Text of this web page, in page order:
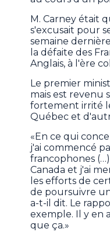
M. Carney était
s'excusait pour
semaine
la défaite des
Anglais, à l'ère
Le premier
mais est revenu
fortement irrité
Québec et
«En ce qui
j'ai commencé
francophones
Canada et j'ai
les efforts de
de poursuivre
a-t-il dit. Le
exemple. Il y en
que ça.»